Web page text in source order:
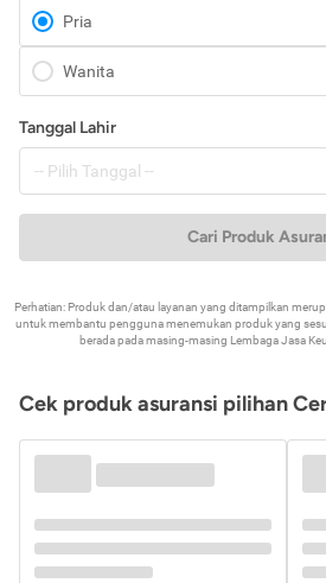
Pria
Wanita
Tanggal Lahir
Cari Produk
Perhatian: Produk dan/atau layanan yang ditampilkan
untuk membantu pengguna menemukan produk yang
berada pada masing-masing Lembaga Jasa
Cek produk asuransi pilihan